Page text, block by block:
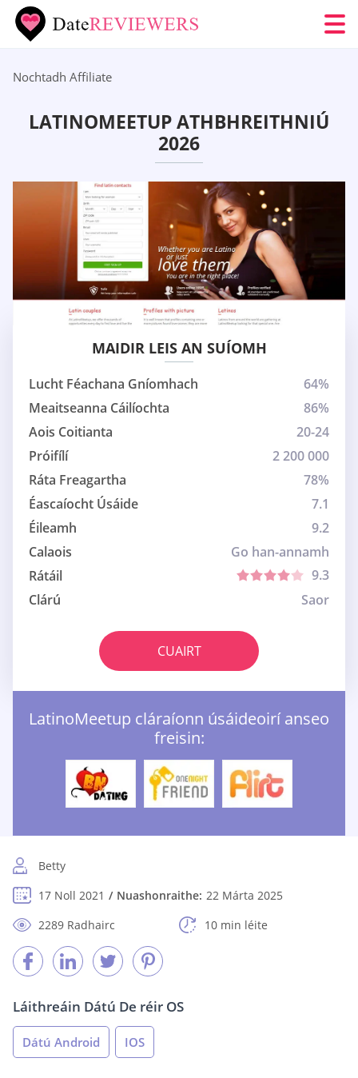
Nochtadh Affiliate
LATINOMEETUP ATHBHREITHNIÚ
2026
MAIDIR LEIS AN SUÍOMH
Lucht Féachana Gníomhach
64%
Meaitseanna Cáilíochta
86%
Aois Coitianta
20-24
Próifílí
2 200 000
Ráta Freagartha
78%
Éascaíocht Úsáide
7.1
Éileamh
9.2
Calaois
Go han-annamh
Rátáil
9.3
Clárú
Saor
CUAIRT
LatinoMeetup cláraíonn úsáideoirí anseo
freisin:
Betty
17 Noll 2021
Nuashonraithe: 22 Márta 2025
2289 Radhairc
10 min léite
Láithreáin Dátú De réir OS
Dátú Android IOS